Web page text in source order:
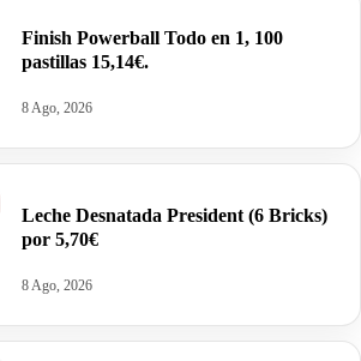
Finish Powerball Todo en 1, 100
pastillas 15,14€.
8 Ago, 2026
Leche Desnatada President (6 Bricks)
por 5,70€
8 Ago, 2026